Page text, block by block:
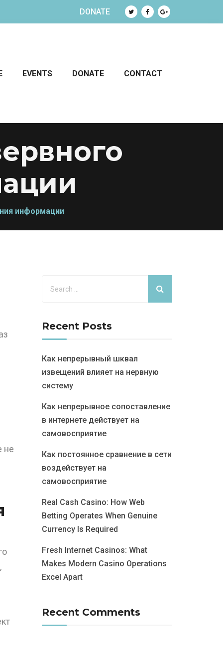
DONATE
EVENTS DONATE CONTACT
информации
не
Recent Posts
Как непрерывный шквал
извещений влияет на нервную
систему
Как непрерывное сопоставление
в интернете действует на
самовосприятие
Как постоянное сравнение в сети
воздействует на
самовосприятие
Real Cash Casino: How Web
Betting Operates When Genuine
Currency Is Required
Fresh Internet Casinos: What
Makes Modern Casino Operations
Excel Apart
Recent Comments